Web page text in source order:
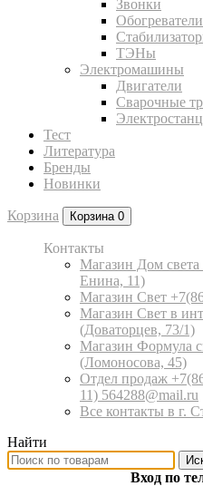
Звонки
Обогреватели
ТЭНы
Электромашины
Двигатели
Сварочные
Тест
Литература
Бренды
Новинки
Корзина Корзина 0
Контакты
Магазин Дом
Енина, 11)
Магазин Свет
Магазин Свет в
(Доваторцев, 73/1)
Магазин Формула
(Ломоносова, 45)
Отдел продаж
11) 564288@mail.ru
Все контакты в г.
Найти
Вход по